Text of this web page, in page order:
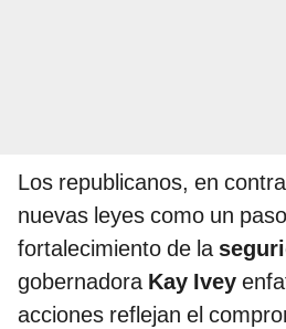
Los republicanos, en
nuevas leyes como un
fortalecimiento de la
gobernadora Kay Ivey
acciones reflejan el